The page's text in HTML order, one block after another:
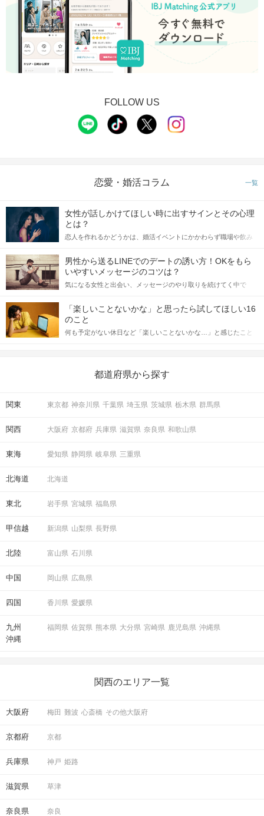
FOLLOW US
恋愛・婚活コラム 一覧
女性が話しかけてほしい時に出すサインとその心理
とは？
恋人を作れるかどうかは、婚活イベントにかかわらず職場や飲み
てアプローチできるかにも左右されます。 これから恋人作りを本
格的に始めようとしている方は、女性が異性を求めて出すサイン
をしっかりと理解し、正しい行動に移せるかどうかが重要。 この
記事では、女性が話しかけて欲しい時に出すサインとその心理を
合にどのような行動に繋げるべきかをご紹介していきます。
男性から送るLINEでのデートの誘い方！OKをもら
いやすいメッセージのコツは？
気になる女性と出会い、メッセージのやり取りを続けてく中で
しかし、中には「どう誘ったらいいの？」とお困りの男性もいら
っしゃるのではないでしょうか。 そこで今回は、男性から女性へ
送るLINEでのデートの誘い方のコツをご紹介します。例文も混じ
えながら解説するので、ぜひ参考にしてください。
「楽しいことないかな」と思ったら試してほしい16
のこと
何も予定がない休日など「楽しいことないかな…」と感じたこと
の楽しいことアイデアを集めました♪ いままさに楽しいことを探し
都道府県から探す
関東 東京都 神奈川県 千葉県 埼玉県 茨城県 栃木県 群馬県
関西 大阪府 京都府 兵庫県 滋賀県 奈良県 和歌山県
東海 愛知県 静岡県 岐阜県 三重県
北海道 北海道
東北 岩手県 宮城県 福島県
甲信越 新潟県 山梨県 長野県
北陸 富山県 石川県
中国 岡山県 広島県
四国 香川県 愛媛県
九州
沖縄
福岡県 佐賀県 熊本県 大分県 宮崎県 鹿児島県 沖縄県
関西のエリア一覧
大阪府 梅田 難波 心斎橋 その他大阪府
京都府 京都
兵庫県 神戸 姫路
滋賀県 草津
奈良県 奈良